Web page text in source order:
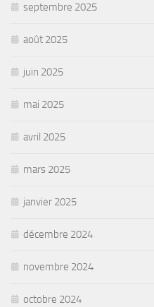
septembre 2025
août 2025
juin 2025
mai 2025
avril 2025
mars 2025
janvier 2025
décembre 2024
novembre 2024
octobre 2024